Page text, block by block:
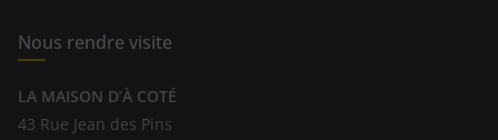
Nous rendre visite
LA MAISON D’À COTÉ
43 Rue Jean des Pins